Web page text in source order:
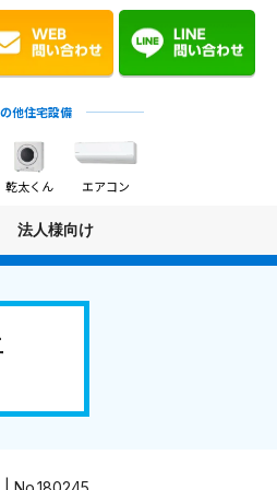
他住宅設備
乾太くん エアコン
法人様向け